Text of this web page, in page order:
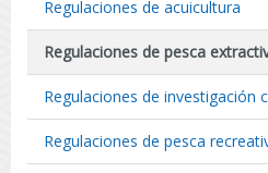
Regulaciones de acuicultura
Regulaciones de pesca
Regulaciones de investigación
Regulaciones de pesca